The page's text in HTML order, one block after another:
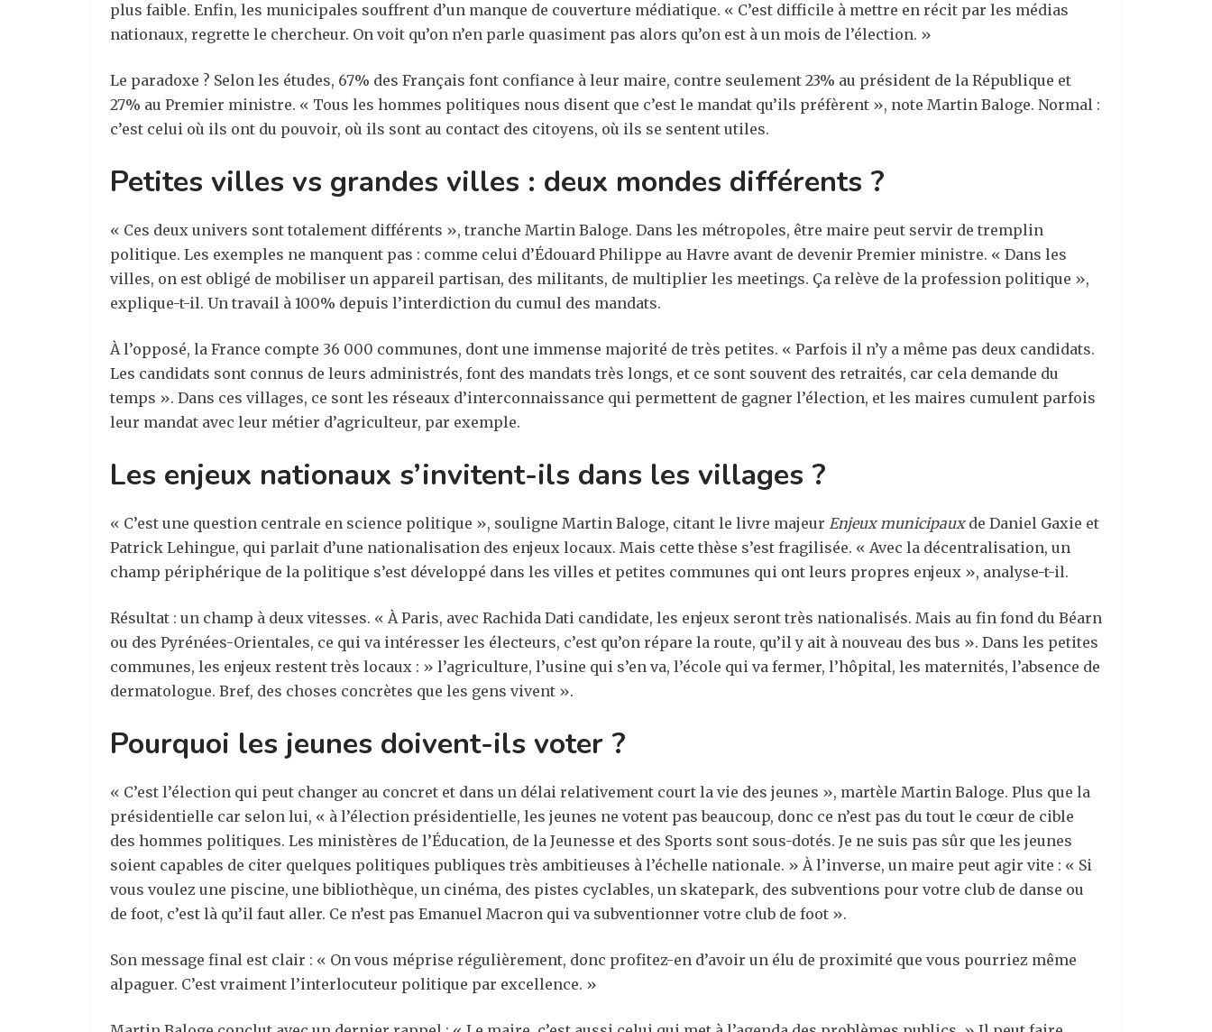
plus faible. Enfin, les municipales souffrent d’un manque de couverture médiatique. « C’est difficile à mettre en récit par les médias
nationaux, regrette le chercheur. On voit qu’on n’en parle quasiment pas alors qu’on est à un mois de l’élection. »
Le paradoxe ? Selon les études, 67% des Français font confiance à leur maire, contre seulement 23% au président de la République et
27% au Premier ministre. « Tous les hommes politiques nous disent que c’est le mandat qu’ils préfèrent », note Martin Baloge. Normal :
c’est celui où ils ont du pouvoir, où ils sont au contact des citoyens, où ils se sentent utiles.
Petites villes vs grandes villes : deux mondes différents ?
« Ces deux univers sont totalement différents », tranche Martin Baloge. Dans les métropoles, être maire peut servir de tremplin
politique. Les exemples ne manquent pas : comme celui d’Édouard Philippe au Havre avant de devenir Premier ministre. « Dans les
villes, on est obligé de mobiliser un appareil partisan, des militants, de multiplier les meetings. Ça relève de la profession politique »,
explique-t-il. Un travail à 100% depuis l’interdiction du cumul des mandats.
À l’opposé, la France compte 36 000 communes, dont une immense majorité de très petites. « Parfois il n’y a même pas deux candidats.
Les candidats sont connus de leurs administrés, font des mandats très longs, et ce sont souvent des retraités, car cela demande du
temps ». Dans ces villages, ce sont les réseaux d’interconnaissance qui permettent de gagner l’élection, et les maires cumulent parfois
leur mandat avec leur métier d’agriculteur, par exemple.
Les enjeux nationaux s’invitent-ils dans les villages ?
« C’est une question centrale en science politique », souligne Martin Baloge, citant le livre majeur Enjeux municipauxde Daniel Gaxie et
Patrick Lehingue, qui parlait d’une nationalisation des enjeux locaux. Mais cette thèse s’est fragilisée. « Avec la décentralisation, un
champ périphérique de la politique s’est développé dans les villes et petites communes qui ont leurs propres enjeux », analyse-t-il.
Résultat : un champ à deux vitesses. « À Paris, avec Rachida Dati candidate, les enjeux seront très nationalisés. Mais au fin fond du Béarn
ou des Pyrénées-Orientales, ce qui va intéresser les électeurs, c’est qu’on répare la route, qu’il y ait à nouveau des bus ». Dans les petites
communes, les enjeux restent très locaux : » l’agriculture, l’usine qui s’en va, l’école qui va fermer, l’hôpital, les maternités, l’absence de
dermatologue. Bref, des choses concrètes que les gens vivent ».
Pourquoi les jeunes doivent-ils voter ?
« C’est l’élection qui peut changer au concret et dans un délai relativement court la vie des jeunes », martèle Martin Baloge. Plus que la
présidentielle car selon lui, « à l’élection présidentielle, les jeunes ne votent pas beaucoup, donc ce n’est pas du tout le cœur de cible
des hommes politiques. Les ministères de l’Éducation, de la Jeunesse et des Sports sont sous-dotés. Je ne suis pas sûr que les jeunes
soient capables de citer quelques politiques publiques très ambitieuses à l’échelle nationale. » À l’inverse, un maire peut agir vite : « Si
vous voulez une piscine, une bibliothèque, un cinéma, des pistes cyclables, un skatepark, des subventions pour votre club de danse ou
de foot, c’est là qu’il faut aller. Ce n’est pas Emanuel Macron qui va subventionner votre club de foot ».
Son message final est clair : « On vous méprise régulièrement, donc profitez-en d’avoir un élu de proximité que vous pourriez même
alpaguer. C’est vraiment l’interlocuteur politique par excellence. »